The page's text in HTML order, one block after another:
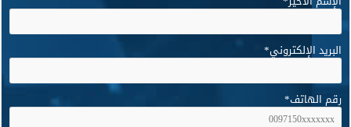
البريد الإلكتروني*
رقم الهاتف*